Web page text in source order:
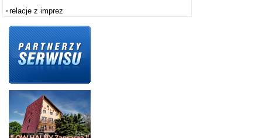
relacje z imprez